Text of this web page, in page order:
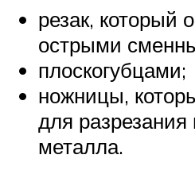
резак, который
острыми
плоскогубцами;
ножницы,
для разрезания
металла.